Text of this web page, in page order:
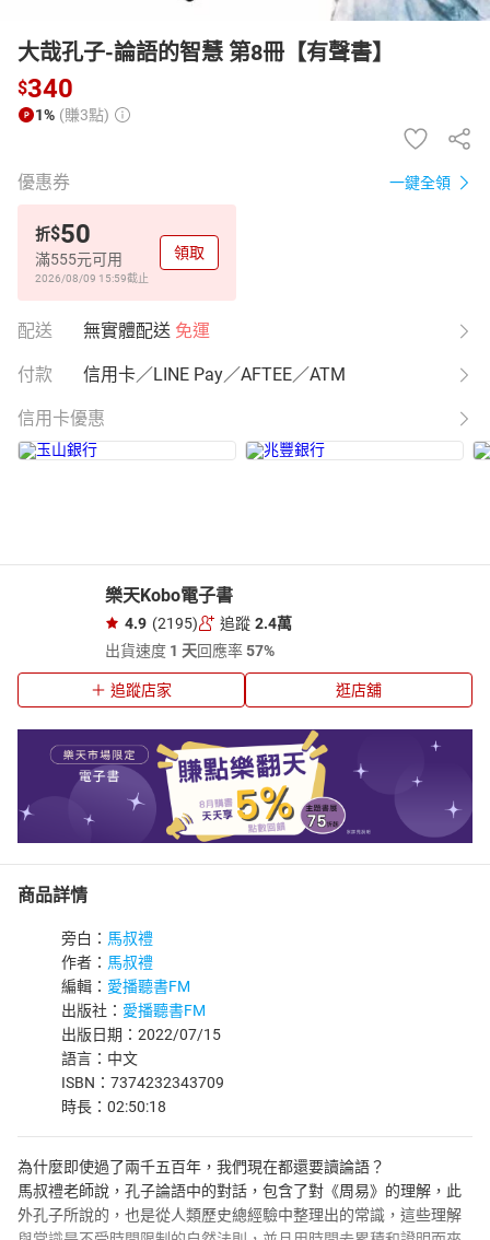
大哉孔子-論語的智慧 第8冊【有聲書】
$340
1% (賺3點)
優惠券 一鍵全領
折$50
滿555元可用
2026/08/09 15:59截止
領取
配送 無實體配送 免運
付款 信用卡／LINE Pay／AFTEE／ATM
信用卡優惠
樂天Kobo電子書
4.9 (2195) 追蹤 2.4萬
出貨速度 1 天回應率57%
追蹤店家 逛店舖
商品詳情
旁白： 馬叔禮
作者： 馬叔禮
編輯： 愛播聽書FM
出版社： 愛播聽書FM
出版日期：2022/07/15
語言：中文
ISBN：7374232343709
時長：02:50:18
為什麼即使過了兩千五百年，我們現在都還要讀論語？
馬叔禮老師說，孔子論語中的對話，包含了對《周易》的理解，此
外孔子所說的，也是從人類歷史總經驗中整理出的常識，這些理解